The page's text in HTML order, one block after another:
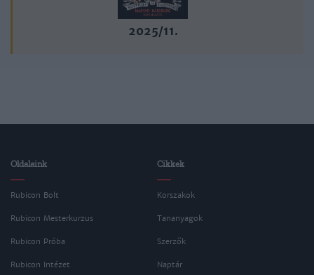
2025/11.
Oldalaink
Rubicon Bolt
Rubicon Mesterkurzus
Rubicon Próba
Rubicon Intézet
Cikkek
Korszakok
Tananyagok
Szerzők
Naptár